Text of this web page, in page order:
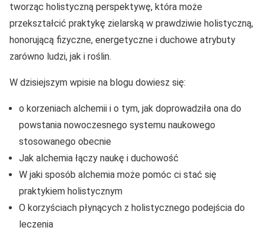
tworząc holistyczną perspektywę, która może
przekształcić praktykę zielarską w prawdziwie holistyczną,
honorującą fizyczne, energetyczne i duchowe atrybuty
zarówno ludzi, jak i roślin.
W dzisiejszym wpisie na blogu dowiesz się:
o korzeniach alchemii i o tym, jak doprowadziła ona do
powstania nowoczesnego systemu naukowego
stosowanego obecnie
Jak alchemia łączy naukę i duchowość
W jaki sposób alchemia może pomóc ci stać się
praktykiem holistycznym
O korzyściach płynących z holistycznego podejścia do
leczenia